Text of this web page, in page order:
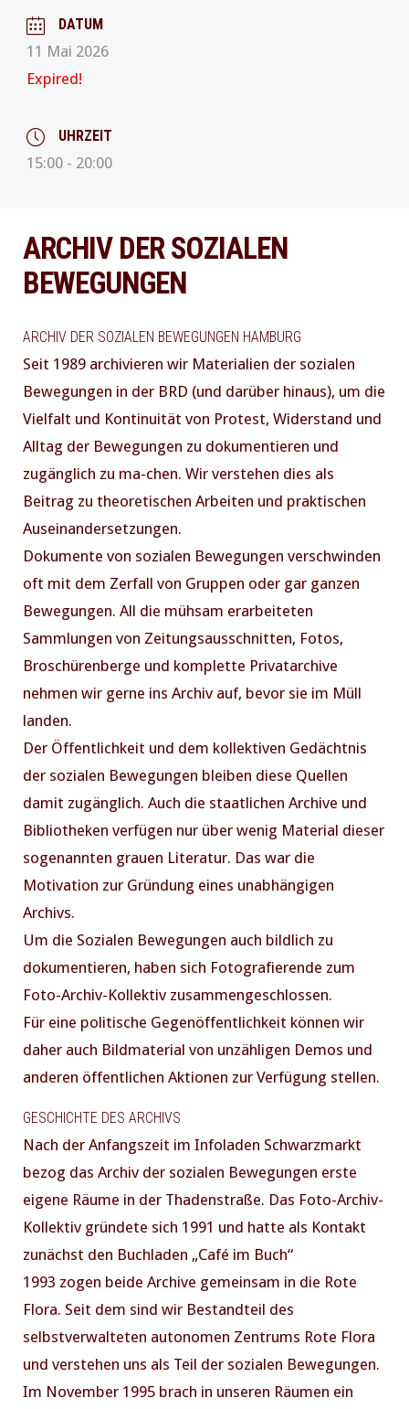
DATUM
11 Mai 2026
Expired!
UHRZEIT
15:00 - 20:00
ARCHIV DER SOZIALEN
BEWEGUNGEN
ARCHIV DER SOZIALEN BEWEGUNGEN HAMBURG
Seit 1989 archivieren wir Materialien der sozialen
Bewegungen in der BRD (und darüber hinaus), um die
Vielfalt und Kontinuität von Protest, Widerstand und
Alltag der Bewegungen zu dokumentieren und
zugänglich zu ma-chen. Wir verstehen dies als
Beitrag zu theoretischen Arbeiten und praktischen
Auseinandersetzungen.
Dokumente von sozialen Bewegungen verschwinden
oft mit dem Zerfall von Gruppen oder gar ganzen
Bewegungen. All die mühsam erarbeiteten
Sammlungen von Zeitungsausschnitten, Fotos,
Broschürenberge und komplette Privatarchive
nehmen wir gerne ins Archiv auf, bevor sie im Müll
landen.
Der Öffentlichkeit und dem kollektiven Gedächtnis
der sozialen Bewegungen bleiben diese Quellen
damit zugänglich. Auch die staatlichen Archive und
Bibliotheken verfügen nur über wenig Material dieser
sogenannten grauen Literatur. Das war die
Motivation zur Gründung eines unabhängigen
Archivs.
Um die Sozialen Bewegungen auch bildlich zu
dokumentieren, haben sich Fotografierende zum
Foto-Archiv-Kollektiv zusammengeschlossen.
Für eine politische Gegenöffentlichkeit können wir
daher auch Bildmaterial von unzähligen Demos und
anderen öffentlichen Aktionen zur Verfügung stellen.
GESCHICHTE DES ARCHIVS
Nach der Anfangszeit im Infoladen Schwarzmarkt
bezog das Archiv der sozialen Bewegungen erste
eigene Räume in der Thadenstraße. Das Foto-Archiv-
Kollektiv gründete sich 1991 und hatte als Kontakt
zunächst den Buchladen „Café im Buch“
1993 zogen beide Archive gemeinsam in die Rote
Flora. Seit dem sind wir Bestandteil des
selbstverwalteten autonomen Zentrums Rote Flora
und verstehen uns als Teil der sozialen Bewegungen.
Im November 1995 brach in unseren Räumen ein